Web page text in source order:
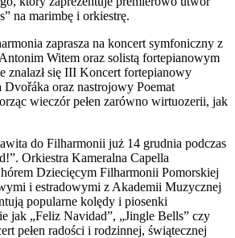
na marimbę i orkiestrę.
zaprasza na koncert symfoniczny z
Witem oraz solistą fortepianowym
znalazł się III Koncert fortepianowy
oraz nastrojowy Poemat
wieczór pełen zarówno wirtuozerii, jak
do Filharmonii już 14 grudnia podczas
Orkiestra Kameralna Capella
Dziecięcym Filharmonii Pomorskiej
i estradowymi z Akademii Muzycznej
popularne kolędy i piosenki
jak „Feliz Navidad”, „Jingle Bells” czy
pełen radości i rodzinnej, świątecznej